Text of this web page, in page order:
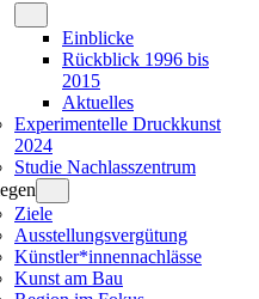
Einblicke
Rückblick 1996 bis
2015
Aktuelles
Experimentelle Druckkunst
2024
Studie Nachlasszentrum
Ziele
Ausstellungsvergütung
Künstler*innennachlässe
Kunst am Bau